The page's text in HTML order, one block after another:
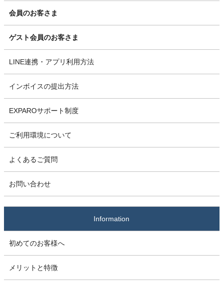
会員のお客さま
ゲスト会員のお客さま
LINE連携・アプリ利用方法
インボイスの提出方法
EXPAROサポート制度
ご利用環境について
よくあるご質問
お問い合わせ
Information
初めてのお客様へ
メリットと特徴